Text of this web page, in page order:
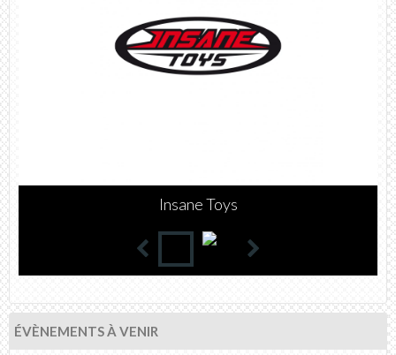
WATTS
ÉVÈNEMENTS À VENIR